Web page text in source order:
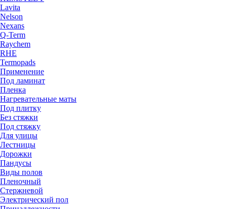
Lavita
Nelson
Nexans
Q-Term
Raychem
RHE
Termopads
Применение
Под ламинат
Пленка
Нагревательные маты
Под плитку
Без стяжки
Под стяжку
Для улицы
Лестницы
Дорожки
Пандусы
Виды полов
Пленочный
Стержневой
Электрический пол